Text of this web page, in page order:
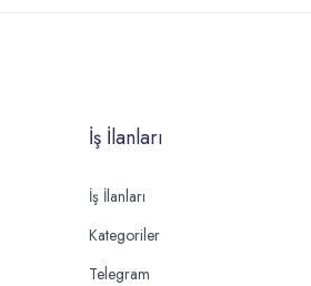
İş İlanları
İş İlanları
Kategoriler
Telegram